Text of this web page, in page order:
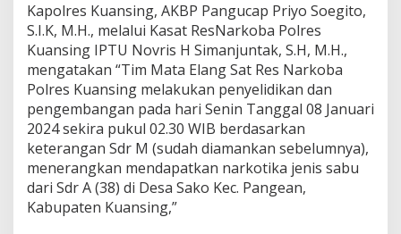
T
e
a
n
g
k
a
T
i
n
d
Kapolres Kuansing, AKBP Pangucap Priyo Soegito,
S.I.K, M.H., melalui Kasat ResNarkoba Polres
Kuansing IPTU Novris H Simanjuntak, S.H, M.H.,
mengatakan “Tim Mata Elang Sat Res Narkoba
Polres Kuansing melakukan penyelidikan dan
pengembangan pada hari Senin Tanggal 08 Januari
2024 sekira pukul 02.30 WIB berdasarkan
keterangan Sdr M (sudah diamankan sebelumnya),
menerangkan mendapatkan narkotika jenis sabu
dari Sdr A (38) di Desa Sako Kec. Pangean,
Kabupaten Kuansing,”